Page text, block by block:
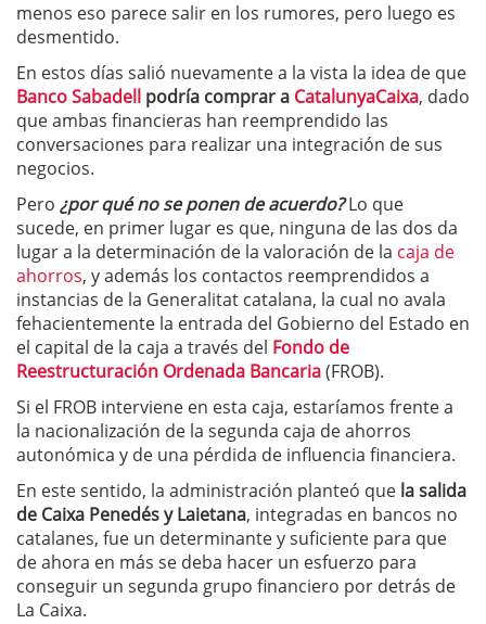
menos eso parece salir en los rumores, pero luego es
desmentido.
En estos días salió nuevamente a la vista la idea de que
Banco Sabadell podría comprar a CatalunyaCaixa, dado
que ambas financieras han reemprendido las
conversaciones para realizar una integración de sus
negocios.
Pero ¿por qué no se ponen de acuerdo?Lo que
sucede, en primer lugar es que, ninguna de las dos da
lugar a la determinación de la valoración de la caja de
ahorros, y además los contactos reemprendidos a
instancias de la Generalitat catalana, la cual no avala
fehacientemente la entrada del Gobierno del Estado en
el capital de la caja a través del Fondo de
Reestructuración Ordenada Bancaria(FROB).
Si el FROB interviene en esta caja, estaríamos frente a
la nacionalización de la segunda caja de ahorros
autonómica y de una pérdida de influencia financiera.
En este sentido, la administración planteó que la salida
de Caixa Penedés y Laietana, integradas en bancos no
catalanes, fue un determinante y suficiente para que
de ahora en más se deba hacer un esfuerzo para
conseguir un segunda grupo financiero por detrás de
La Caixa.